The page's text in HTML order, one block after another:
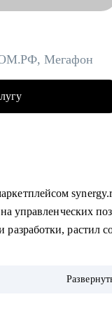
Мегафон
управленческих
разработки, растил
DAU (до